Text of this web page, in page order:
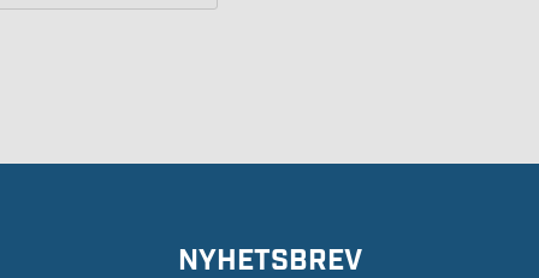
NYHETSBREV